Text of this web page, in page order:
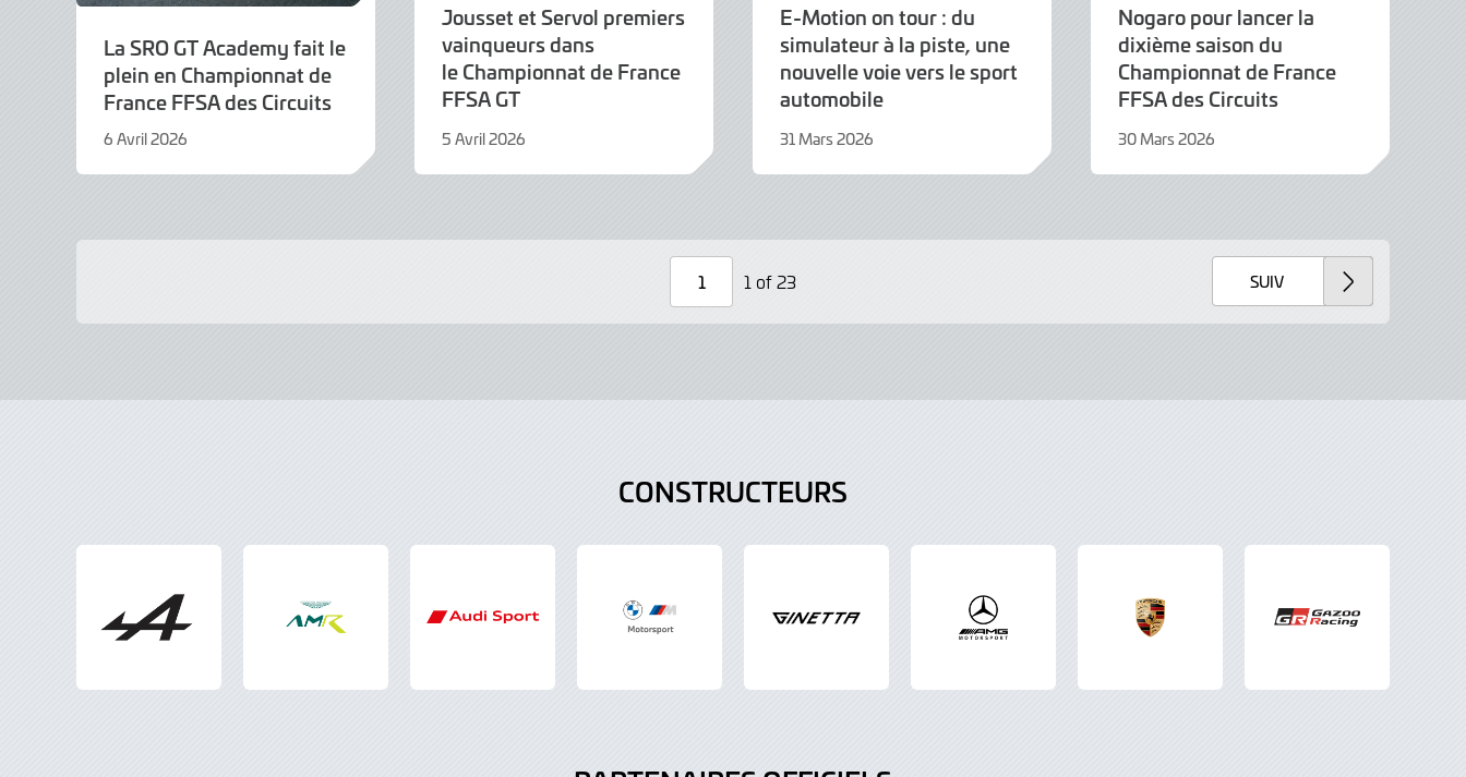
La SRO GT Academy fait le
plein en Championnat de
France FFSA des Circuits
6 Avril 2026
Avril
Jousset et Servol premiers
vainqueurs dans
le Championnat de France
FFSA GT
5 Avril 2026
Avril
E-Motion on tour : du
simulateur à la piste, une
nouvelle voie vers le sport
automobile
31 Mars 2026
Mars
Nogaro pour lancer la
dixième saison du
Championnat de France
FFSA des Circuits
30 Mars 2026
Mars
Page
1 of 23 SUIV
CONSTRUCTEURS